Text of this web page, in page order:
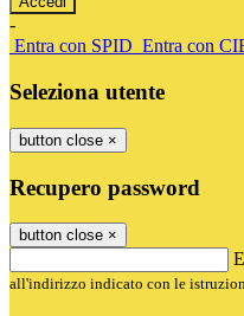
-
Entra con SPID Entra con
Seleziona utente
button close ×
Recupero password
button close ×
all'indirizzo indicato con le